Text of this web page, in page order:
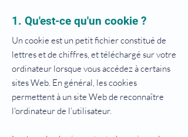
1. Qu'est-ce qu'un cookie ?
Un cookie est un petit fichier constitué de
lettres et de chiffres, et téléchargé sur votre
ordinateur lorsque vous accédez à certains
sites Web. En général, les cookies
permettent à un site Web de reconnaître
l'ordinateur de l’utilisateur.